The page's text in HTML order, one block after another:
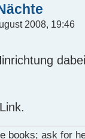
2008, 19:46
books; ask for